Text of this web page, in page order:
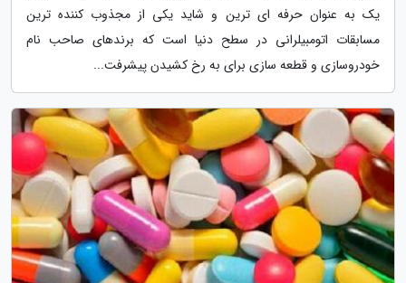
یک به عنوان حرفه ای ترین و شاید یکی از مجذوب کننده ترین
مسابقات اتومبیلرانی در سطح دنیا است که برندهای صاحب نام
خودروسازی و قطعه سازی برای به رخ کشیدن پیشرفت...